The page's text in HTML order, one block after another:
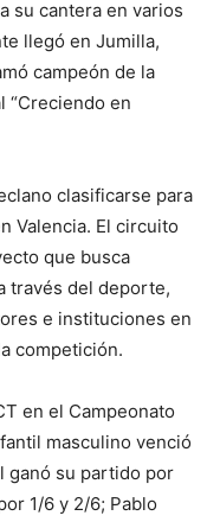
su cantera en varios
llegó en Jumilla,
campeón de la
“Creciendo en
clasificarse para
Valencia. El circuito
que busca
través del deporte,
e instituciones en
competición.
en el Campeonato
masculino venció
ganó su partido por
1/6 y 2/6; Pablo